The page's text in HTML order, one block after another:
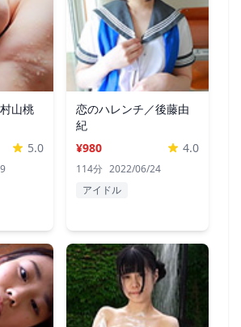
山桃
5.0
恋のハレンチ／後藤由
紀
¥980
4.0
114分 2022/06/24
アイドル